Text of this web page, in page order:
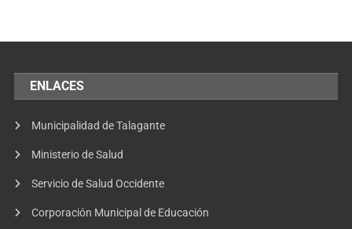
ENLACES
Municipalidad de Talagante
Ministerio de Salud
Servicio de Salud Occidente
Corporación Municipal de Educación